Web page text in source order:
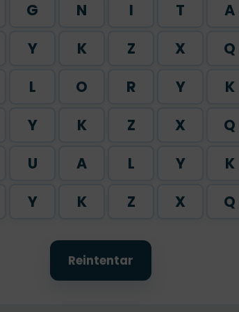
G N I T A
Y K Z X Q
L O R Y K
Y K Z X Q
U A L Y K
Y K Z X Q
Reintentar